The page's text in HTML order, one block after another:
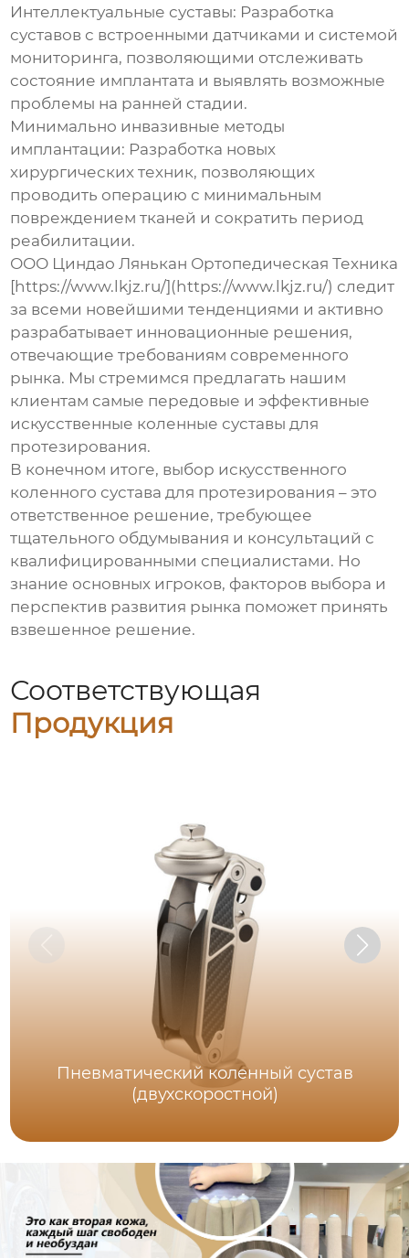
Интеллектуальные суставы: Разработка
суставов с встроенными датчиками и системой
мониторинга, позволяющими отслеживать
состояние имплантата и выявлять возможные
проблемы на ранней стадии.
Минимально инвазивные методы
имплантации: Разработка новых
хирургических техник, позволяющих
проводить операцию с минимальным
повреждением тканей и сократить период
реабилитации.
ООО Циндао Лянькан Ортопедическая Техника
[https://www.lkjz.ru/](https://www.lkjz.ru/) следит
за всеми новейшими тенденциями и активно
разрабатывает инновационные решения,
отвечающие требованиям современного
рынка. Мы стремимся предлагать нашим
клиентам самые передовые и эффективные
искусственные коленные суставы для
протезирования.
В конечном итоге, выбор искусственного
коленного сустава для протезирования – это
ответственное решение, требующее
тщательного обдумывания и консультаций с
квалифицированными специалистами. Но
знание основных игроков, факторов выбора и
перспектив развития рынка поможет принять
взвешенное решение.
Соответствующая
Продукция
Пневматический коленный сустав
(двухскоростной)